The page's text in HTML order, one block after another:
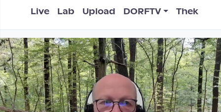
Hauptnavigation
Live Lab Upload DORFTV Thek